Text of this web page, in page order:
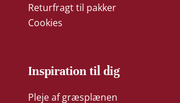
Returfragt til pakker
Cookies
Inspiration til dig
Pleje af græsplænen